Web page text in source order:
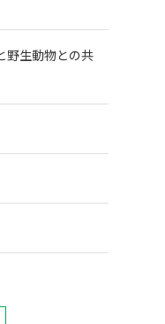
野生動物との共